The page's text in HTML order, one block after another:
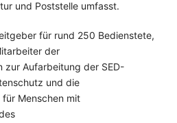
und Poststelle umfasst.
für rund 250 Bedienstete,
der
zur Aufarbeitung der SED-
und die
Menschen mit